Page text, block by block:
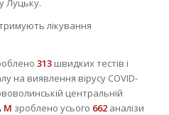
лікування
313 швидких тестів і
на виявлення вірусу COVID-
центральній
М зроблено усього 662аналізи